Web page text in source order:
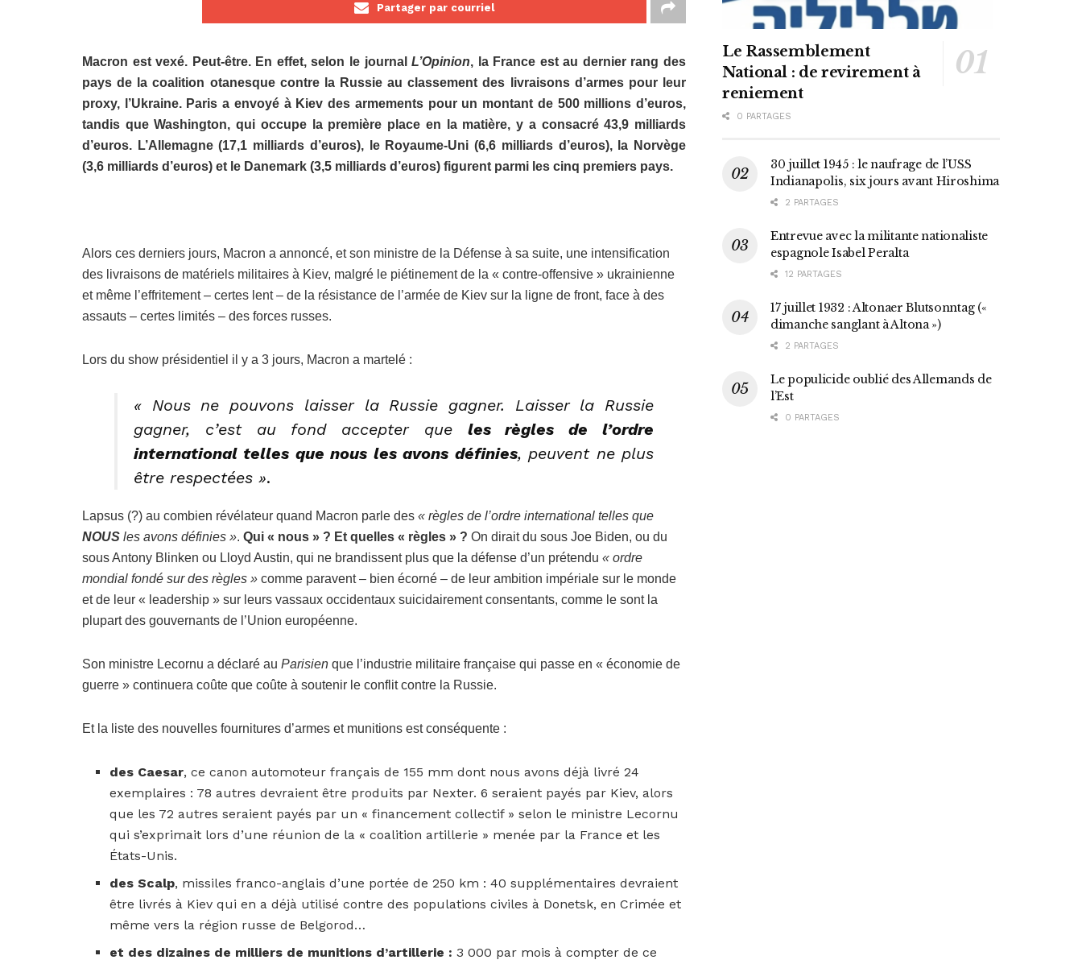
Partager par courriel
Macron est vexé. Peut-être. En effet, selon le journalL’Opinion, la France est au dernier rang des
pays de la coalition otanesque contre la Russie au classement des livraisons d’armes pour leur
proxy, l’Ukraine. Paris a envoyé à Kiev des armements pour un montant de 500 millions d’euros,
tandis que Washington, qui occupe la première place en la matière, y a consacré 43,9 milliards
d’euros. L’Allemagne (17,1 milliards d’euros), le Royaume-Uni (6,6 milliards d’euros), la Norvège
(3,6 milliards d’euros) et le Danemark (3,5 milliards d’euros) figurent parmi les cinq premiers pays.
Alors ces derniers jours, Macron a annoncé, et son ministre de la Défense à sa suite, une intensification
des livraisons de matériels militaires à Kiev, malgré le piétinement de la « contre-offensive » ukrainienne
et même l’effritement – certes lent – de la résistance de l’armée de Kiev sur la ligne de front, face à des
assauts – certes limités – des forces russes.
Lors du show présidentiel il y a 3 jours, Macron a martelé :
« Nous ne pouvons laisser la Russie gagner. Laisser la Russie
gagner, c’est au fond accepter que les règles de l’ordre
international telles que nous les avons définies, peuvent ne plus
être respectées ».
Lapsus (?) au combien révélateur quand Macron parle des « règles de l’ordre international telles que
NOUS les avons définies ». Qui « nous » ? Et quelles « règles » ? On dirait du sous Joe Biden, ou du
sous Antony Blinken ou Lloyd Austin, qui ne brandissent plus que la défense d’un prétendu « ordre
mondial fondé sur des règles » comme paravent – bien écorné – de leur ambition impériale sur le monde
et de leur « leadership » sur leurs vassaux occidentaux suicidairement consentants, comme le sont la
plupart des gouvernants de l’Union européenne.
Son ministre Lecornu a déclaré au Parisien que l’industrie militaire française qui passe en « économie de
guerre » continuera coûte que coûte à soutenir le conflit contre la Russie.
Et la liste des nouvelles fournitures d’armes et munitions est conséquente :
des Caesar, ce canon automoteur français de 155 mm dont nous avons déjà livré 24
exemplaires : 78 autres devraient être produits par Nexter. 6 seraient payés par Kiev, alors
que les 72 autres seraient payés par un « financement collectif » selon le ministre Lecornu
qui s’exprimait lors d’une réunion de la « coalition artillerie » menée par la France et les
États-Unis.
des Scalp, missiles franco-anglais d’une portée de 250 km : 40 supplémentaires devraient
être livrés à Kiev qui en a déjà utilisé contre des populations civiles à Donetsk, en Crimée et
même vers la région russe de Belgorod…
et des dizaines de milliers de munitions d’artillerie :3 000 par mois à compter de ce
Le Rassemblement
National : de revirement à
reniement
0 PARTAGES
30 juillet 1945 : le naufrage de l’USS
Indianapolis, six jours avant Hiroshima
2 PARTAGES
Entrevue avec la militante nationaliste
espagnole Isabel Peralta
12 PARTAGES
17 juillet 1932 : Altonaer Blutsonntag («
dimanche sanglant à Altona »)
2 PARTAGES
Le populicide oublié des Allemands de
l’Est
0 PARTAGES